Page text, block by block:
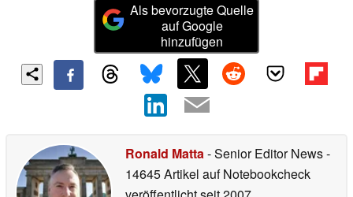
Als bevorzugte Quelle
auf Google
hinzufügen
Ronald Matta- Senior Editor News-
14645 Artikel auf Notebookcheck